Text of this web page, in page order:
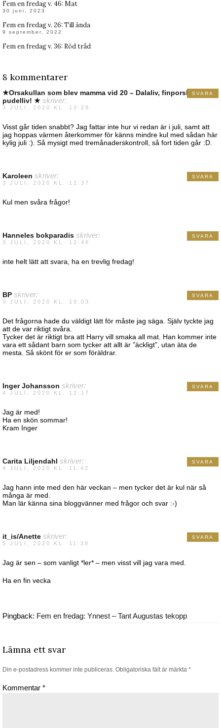
Fem en fredag v. 46: Mat
30 juni, 2023
Fem en fredag v. 26: Till ända
9 september, 2022
Fem en fredag v. 36: Röd tråd
8 kommentarer
★Orsakullan som blev mamma vid 20 – Dalaliv, finporslin &
pudelliv! ★ skriver:
3 JULI, 2020 KL. 10:28
Visst går tiden snabbt? Jag fattar inte hur vi redan är i juli, samt att
jag hoppas värmen återkommer för känns mindre kul med sådan här
kylig juli :). Så mysigt med tremånaderskontroll, så fort tiden går :D.
SVARA
Karoleen skriver:
3 JULI, 2020 KL. 12:37
Kul men svåra frågor!
SVARA
Hanneles bokparadis skriver:
3 JULI, 2020 KL. 12:46
inte helt lätt att svara, ha en trevlig fredag!
SVARA
BP skriver:
3 JULI, 2020 KL. 10:03
Det frågorna hade du väldigt lätt för måste jag säga. Själv tyckte jag
att de var riktigt svåra.
Tycker det är riktigt bra att Harry vill smaka all mat. Han kommer inte
vara ett sådant barn som tycker att allt är ”äckligt”, utan äta de
mesta. Så skönt för er som föräldrar.
SVARA
Inger Johansson skriver:
4 JULI, 2020 KL. 12:17
Jag är med!
Ha en skön sommar!
Kram Inger
SVARA
Carita Liljendahl skriver:
4 JULI, 2020 KL. 11:42
Jag hann inte med den här veckan – men tycker det är kul när så
många är med.
Man lär känna sina bloggvänner med frågor och svar :-)
SVARA
it_is/Anette skriver:
5 JULI, 2020 KL. 11:38
Jag är sen – som vanligt *ler* – men visst vill jag vara med.
Ha en fin vecka
SVARA
Pingback: Fem en fredag: Ynnest – Tant Augustas tekopp
Lämna ett svar
Din e-postadress kommer inte publiceras. Obligatoriska fält är märkta *
Kommentar *